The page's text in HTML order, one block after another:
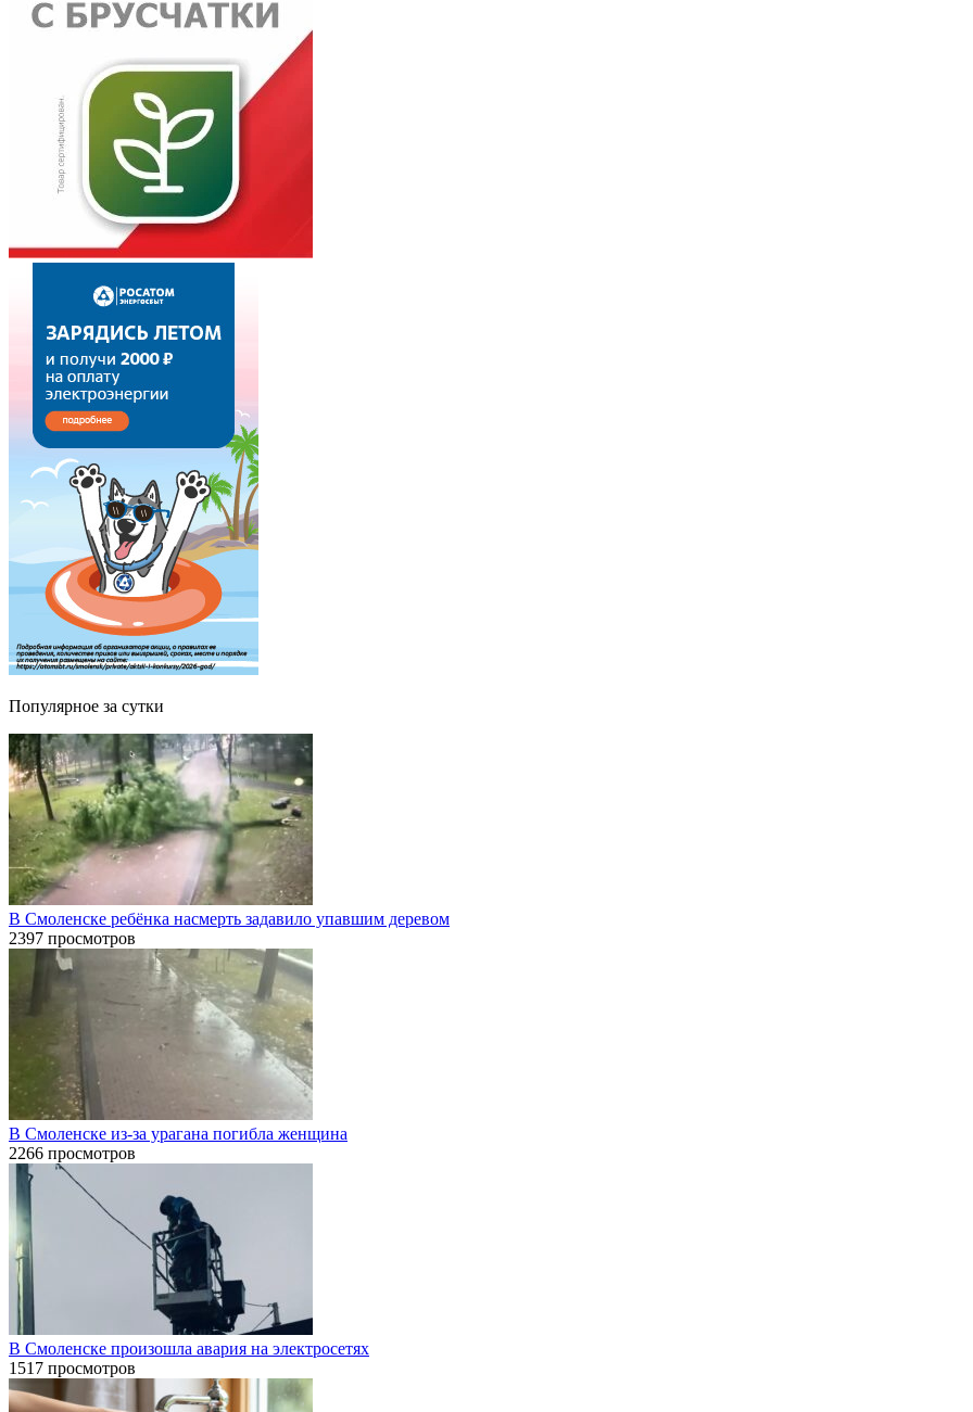
Популярное за сутки
В Смоленске ребёнка насмерть задавило упавшим деревом
2397 просмотров
В Смоленске из-за урагана погибла женщина
2266 просмотров
В Смоленске произошла авария на электросетях
1517 просмотров